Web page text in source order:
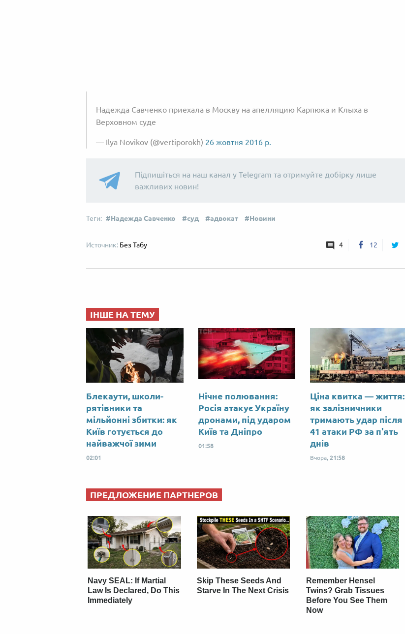
Надежда Савченко приехала в Москву на апелляцию Карпюка и Клыха в
Верховном суде
— Ilya Novikov (@vertiporokh) 26 жовтня 2016 р.
Підпишіться на наш канал у Telegram та отримуйте добірку лише
важливих новин!
Надежда Савченко суд адвокат Новини
Без Табу 4 12
ІНШЕ НА ТЕМУ
Блекаути, школи-
рятівники та
мільйонні збитки: як
Київ готується до
найважчої зими
02:01
Нічне полювання:
Росія атакує Україну
дронами, під ударом
Київ та Дніпро
01:58
Ціна квитка — життя:
як залізничники
тримають удар після
41 атаки РФ за п'ять
днів
Вчора, 21:58
ПРЕДЛОЖЕНИЕ ПАРТНЕРОВ
Navy SEAL: If Martial
Law Is Declared, Do This
Immediately
Skip These Seeds And
Starve In The Next Crisis
Remember Hensel
Twins? Grab Tissues
Before You See Them
Now